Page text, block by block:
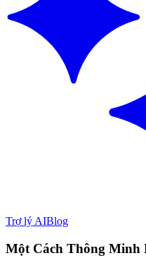
Trợ lý AIBlog
Một Cách Thông Minh